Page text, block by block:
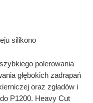
silikono
polerowania
głębokich zadrapań
oraz zgładów i
P1200. Heavy Cut